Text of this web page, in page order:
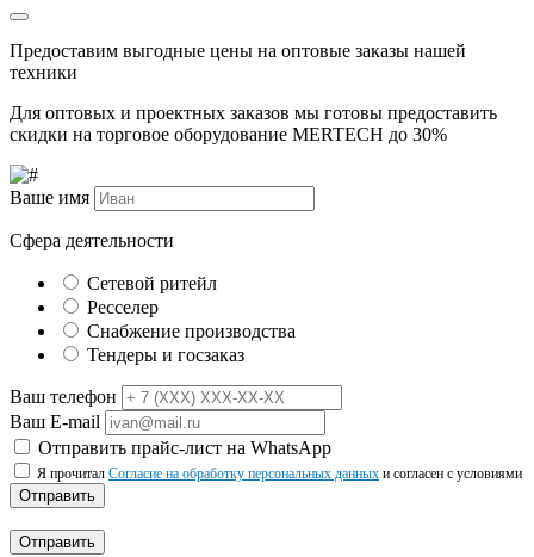
Предоставим выгодные цены на оптовые заказы нашей
техники
Для оптовых и проектных заказов мы готовы предоставить
скидки на торговое оборудование MERTECH до 30%
Ваше имя
Сфера деятельности
Сетевой ритейл
Ресселер
Снабжение производства
Тендеры и госзаказ
Ваш телефон
Ваш E-mail
Отправить прайс-лист на WhatsApp
Я прочитал Согласие на обработку персональных данных и согласен с условиями
Отправить
Отправить